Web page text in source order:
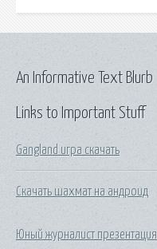
Links to Important Stuff
Gangland игра скачать
Скачать шахмат на андроид
Юный журналист презентация
An Informative Text Blurb